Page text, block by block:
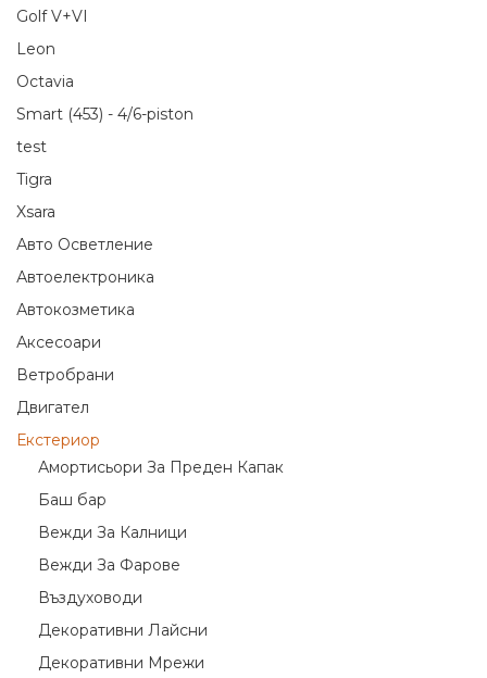
Golf V+VI
Leon
Octavia
Smart (453) - 4/6-piston
test
Tigra
Xsara
Авто Осветление
Автоелектроника
Автокозметика
Аксесоари
Ветробрани
Двигател
Екстериор
Амортисьори За Преден Капак
Баш бар
Вежди За Калници
Вежди За Фарове
Въздуховоди
Декоративни Лайсни
Декоративни Мрежи